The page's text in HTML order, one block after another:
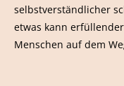
selbstverständlicher
etwas kann
Menschen auf dem